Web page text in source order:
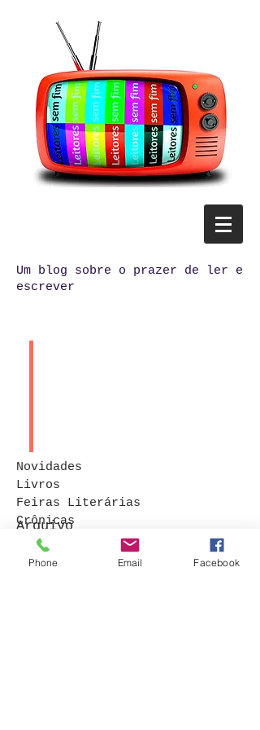
Um blog sobre o prazer de ler e
escrever
Novidades
Livros
Feiras Literárias
Crônicas
Contos
Arquivo
Procurar por tags
Phone Email Facebook